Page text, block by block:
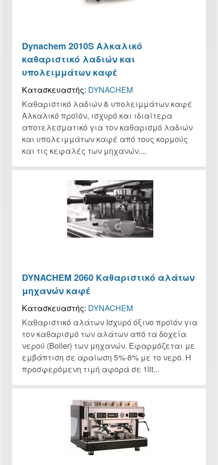
Dynachem 2010S Αλκαλικό
καθαριστικό λαδιών και
υπολειμμάτων καφέ
Κατασκευαστής: DYNACHEM
Καθαριστικό λαδιών & υπολειμμάτων καφέ
Αλκαλικό προϊόν, ισχυρό και ιδιαίτερα
αποτελεσματικό για τον καθαρισμό λαδιών
και υπολειμμάτων καφέ από τους κορμούς
και τις κεφαλές των μηχανών....
DYNACHEM 2060 Καθαριστικό αλάτων
μηχανών καφέ
Κατασκευαστής: DYNACHEM
Καθαριστικό αλάτων Ισχυρό όξινο προϊόν για
τον καθαρισμό των αλάτων από τα δοχεία
νερού (Boiler) των μηχανών. Εφαρμόζεται με
εμβάπτιση σε αραίωση 5%-8% με το νερό. Η
προσφερόμενη τιμή αφορά σε 1lit...